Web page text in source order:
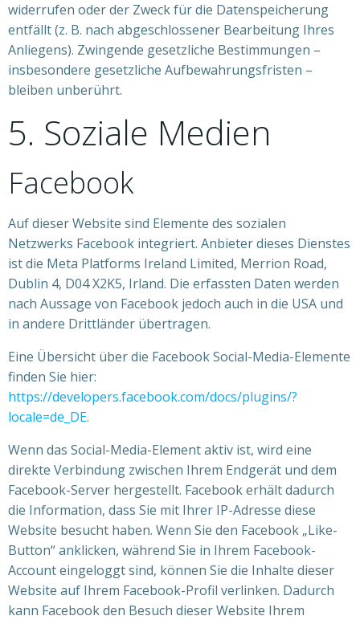
widerrufen oder der Zweck für die Datenspeicherung
entfällt (z. B. nach abgeschlossener Bearbeitung Ihres
Anliegens). Zwingende gesetzliche Bestimmungen –
insbesondere gesetzliche Aufbewahrungsfristen –
bleiben unberührt.
5. Soziale Medien
Facebook
Auf dieser Website sind Elemente des sozialen
Netzwerks Facebook integriert. Anbieter dieses Dienstes
ist die Meta Platforms Ireland Limited, Merrion Road,
Dublin 4, D04 X2K5, Irland. Die erfassten Daten werden
nach Aussage von Facebook jedoch auch in die USA und
in andere Drittländer übertragen.
Eine Übersicht über die Facebook Social-Media-Elemente
finden Sie hier:
https://developers.facebook.com/docs/plugins/?
locale=de_DE.
Wenn das Social-Media-Element aktiv ist, wird eine
direkte Verbindung zwischen Ihrem Endgerät und dem
Facebook-Server hergestellt. Facebook erhält dadurch
die Information, dass Sie mit Ihrer IP-Adresse diese
Website besucht haben. Wenn Sie den Facebook „Like-
Button“ anklicken, während Sie in Ihrem Facebook-
Account eingeloggt sind, können Sie die Inhalte dieser
Website auf Ihrem Facebook-Profil verlinken. Dadurch
kann Facebook den Besuch dieser Website Ihrem